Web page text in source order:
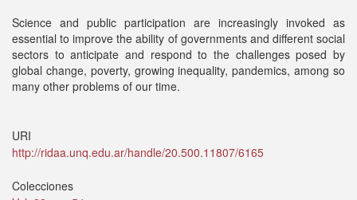
Science and public participation are increasingly invoked as
essential to improve the ability of governments and different social
sectors to anticipate and respond to the challenges posed by
global change, poverty, growing inequality, pandemics, among so
many other problems of our time.
URI
http://ridaa.unq.edu.ar/handle/20.500.11807/6165
Colecciones